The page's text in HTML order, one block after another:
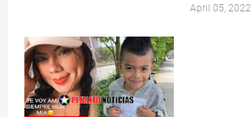
April 05, 2022